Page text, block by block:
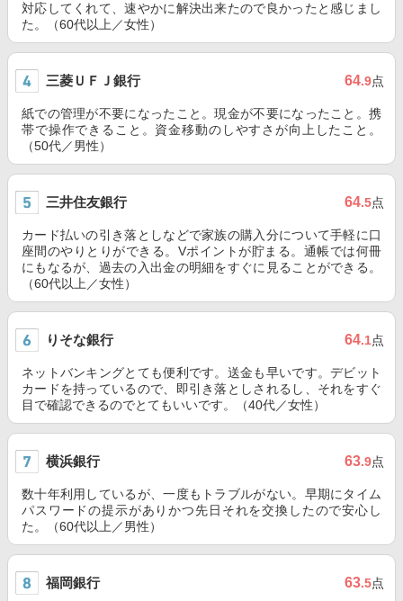
対応してくれて、速やかに解決出来たので良かったと感じまし
た。（60代以上／女性）
三菱ＵＦＪ銀行 64.9点
紙での管理が不要になったこと。現金が不要になったこと。携
帯で操作できること。資金移動のしやすさが向上したこと。
（50代／男性）
三井住友銀行 64.5点
カード払いの引き落としなどで家族の購入分について手軽に口
座間のやりとりができる。Vポイントが貯まる。通帳では何冊
にもなるが、過去の入出金の明細をすぐに見ることができる。
（60代以上／女性）
りそな銀行 64.1点
ネットバンキングとても便利です。送金も早いです。デビット
カードを持っているので、即引き落としされるし、それをすぐ
目で確認できるのでとてもいいです。（40代／女性）
横浜銀行 63.9点
数十年利用しているが、一度もトラブルがない。早期にタイム
パスワードの提示がありかつ先日それを交換したので安心し
た。（60代以上／男性）
福岡銀行 63.5点